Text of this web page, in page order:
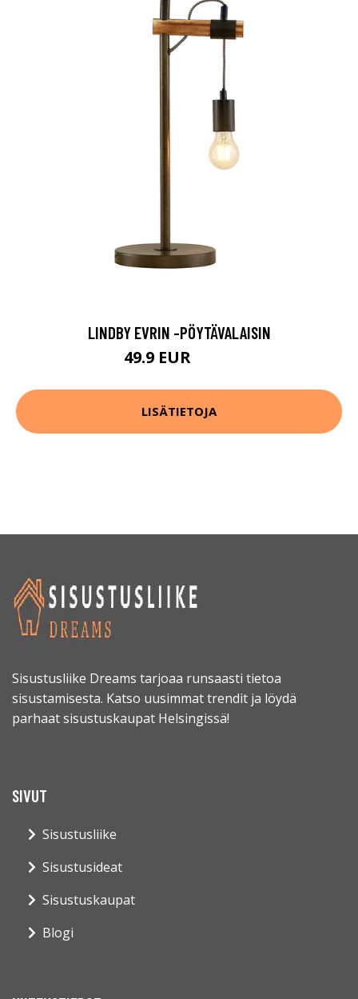
LINDBY EVRIN -PÖYTÄVALAISIN
49.9 EUR
LISÄTIETOJA
Sisustusliike Dreams tarjoaa runsaasti tietoa
sisustamisesta. Katso uusimmat trendit ja löydä
parhaat sisustuskaupat Helsingissä!
SIVUT
Sisustusliike
Sisustusideat
Sisustuskaupat
Blogi